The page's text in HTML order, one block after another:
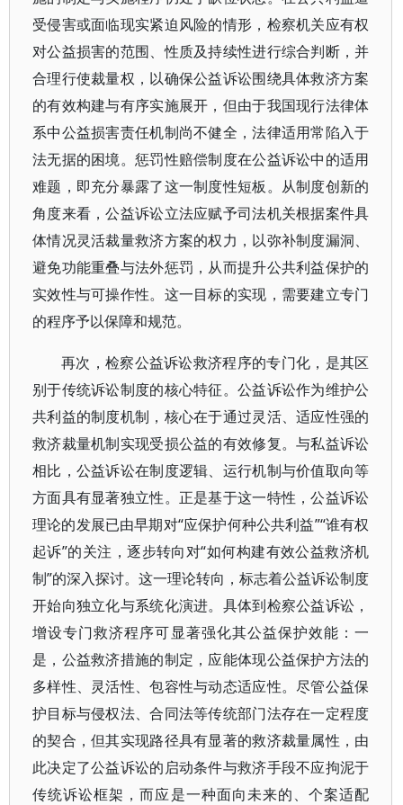
受侵害或面临现实紧迫风险的情形，检察机关应有权
对公益损害的范围、性质及持续性进行综合判断，并
合理行使裁量权，以确保公益诉讼围绕具体救济方案
的有效构建与有序实施展开，但由于我国现行法律体
系中公益损害责任机制尚不健全，法律适用常陷入于
法无据的困境。惩罚性赔偿制度在公益诉讼中的适用
难题，即充分暴露了这一制度性短板。从制度创新的
角度来看，公益诉讼立法应赋予司法机关根据案件具
体情况灵活裁量救济方案的权力，以弥补制度漏洞、
避免功能重叠与法外惩罚，从而提升公共利益保护的
实效性与可操作性。这一目标的实现，需要建立专门
的程序予以保障和规范。
再次，检察公益诉讼救济程序的专门化，是其区
别于传统诉讼制度的核心特征。公益诉讼作为维护公
共利益的制度机制，核心在于通过灵活、适应性强的
救济裁量机制实现受损公益的有效修复。与私益诉讼
相比，公益诉讼在制度逻辑、运行机制与价值取向等
方面具有显著独立性。正是基于这一特性，公益诉讼
理论的发展已由早期对“应保护何种公共利益”“谁有权
起诉”的关注，逐步转向对“如何构建有效公益救济机
制”的深入探讨。这一理论转向，标志着公益诉讼制度
开始向独立化与系统化演进。具体到检察公益诉讼，
增设专门救济程序可显著强化其公益保护效能：一
是，公益救济措施的制定，应能体现公益保护方法的
多样性、灵活性、包容性与动态适应性。尽管公益保
护目标与侵权法、合同法等传统部门法存在一定程度
的契合，但其实现路径具有显著的救济裁量属性，由
此决定了公益诉讼的启动条件与救济手段不应拘泥于
传统诉讼框架，而应是一种面向未来的、个案适配